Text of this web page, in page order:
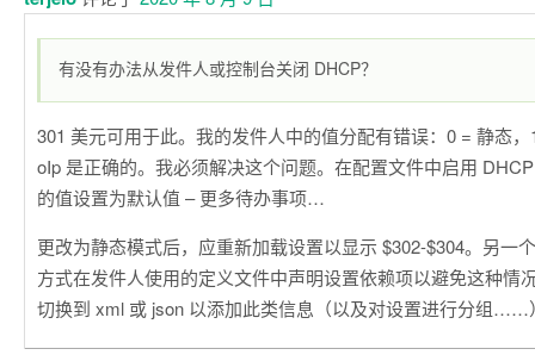
有没有办法从发件人或控制台关闭 DHCP？
301 美元可用于此。我的发件人中的值分配有错误：0 = 静态
oIp 是正确的。我必须解决这个问题。在配置文件中启用
的值设置为默认值 – 更多待办事项…
更改为静态模式后，应重新加载设置以显示 $302-$304。另一
方式在发件人使用的定义文件中声明设置依赖项以避免这种情
切换到 xml 或 json 以添加此类信息（以及对设置进行分组……